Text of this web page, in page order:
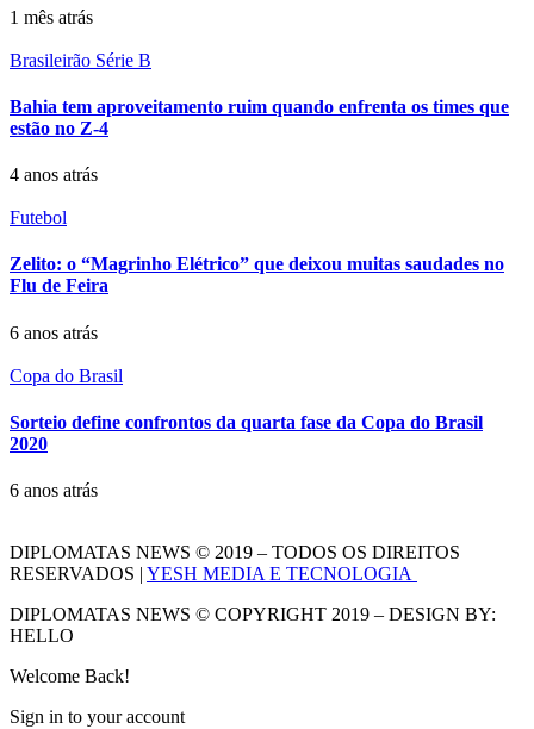
1 mês atrás
Brasileirão Série B
Bahia tem aproveitamento ruim quando enfrenta os times que
estão no Z-4
4 anos atrás
Futebol
Zelito: o “Magrinho Elétrico” que deixou muitas saudades no
Flu de Feira
6 anos atrás
Copa do Brasil
Sorteio define confrontos da quarta fase da Copa do Brasil
2020
6 anos atrás
DIPLOMATAS NEWS © 2019 – TODOS OS DIREITOS
RESERVADOS | YESH MEDIA E TECNOLOGIA
DIPLOMATAS NEWS © COPYRIGHT 2019 – DESIGN BY:
HELLO
Welcome Back!
Sign in to your account